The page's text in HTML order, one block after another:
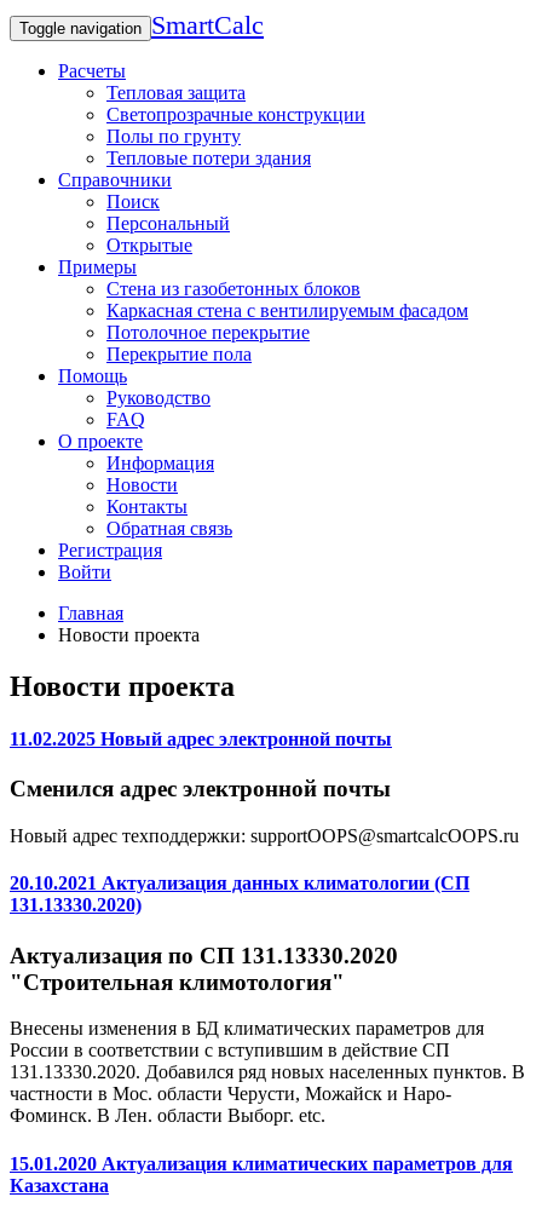
Toggle navigation SmartCalc
Расчеты
Тепловая защита
Светопрозрачные конструкции
Полы по грунту
Тепловые потери здания
Справочники
Поиск
Персональный
Открытые
Примеры
Стена из газобетонных блоков
Каркасная стена с вентилируемым фасадом
Потолочное перекрытие
Перекрытие пола
Помощь
Руководство
FAQ
О проекте
Информация
Новости
Контакты
Обратная связь
Регистрация
Войти
Главная
Новости проекта
Новости проекта
11.02.2025 Новый адрес электронной почты
Сменился адрес электронной почты
Новый адрес техподдержки: supportOOPS@smartcalcOOPS.ru
20.10.2021 Актуализация данных климатологии (СП
131.13330.2020)
Актуализация по СП 131.13330.2020
"Строительная климотология"
Внесены изменения в БД климатических параметров для
России в соответствии с вступившим в действие СП
131.13330.2020. Добавился ряд новых населенных пунктов. В
частности в Мос. области Черусти, Можайск и Наро-
Фоминск. В Лен. области Выборг. etc.
15.01.2020 Актуализация климатических параметров для
Казахстана